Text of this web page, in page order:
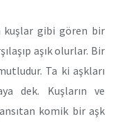
kuşlar gibi gören bir
aşık olurlar. Bir
Ta ki aşkları
dek. Kuşların ve
komik bir aşk